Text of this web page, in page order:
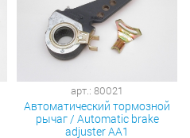
арт.: 80021
Автоматический тормозной
рычаг / Automatic brake
adjuster AA1